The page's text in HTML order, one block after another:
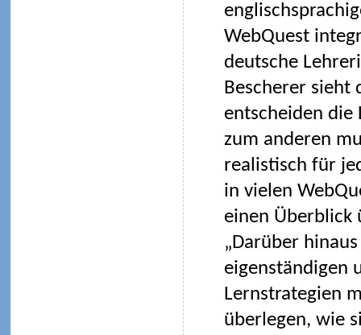
WebQuest
deutsche
Bescherer sieht
entscheiden die
zum anderen
realistisch für
in vielen
einen Überblick
„Darüber
eigenständigen
Lernstrategien
überlegen, wie